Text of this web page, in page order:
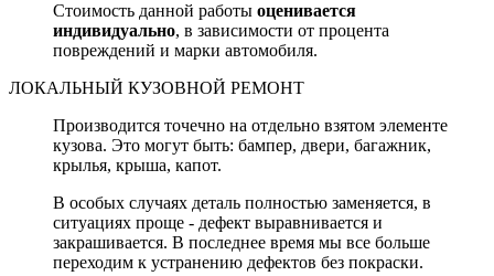
Стоимость данной работы оценивается
индивидуально, в зависимости от процента
повреждений и марки автомобиля.
ЛОКАЛЬНЫЙ КУЗОВНОЙ РЕМОНТ
Производится точечно на отдельно взятом элементе
кузова. Это могут быть: бампер, двери, багажник,
крылья, крыша, капот.
В особых случаях деталь полностью заменяется, в
ситуациях проще - дефект выравнивается и
закрашивается. В последнее время мы все больше
переходим к устранению дефектов без покраски.